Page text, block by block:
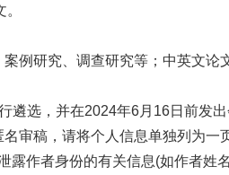
例研究、调查研究等；中英文论
遴选，并在2024年6月16日前发出
审稿，请将个人信息单独列为一
露作者身份的有关信息(如作者姓